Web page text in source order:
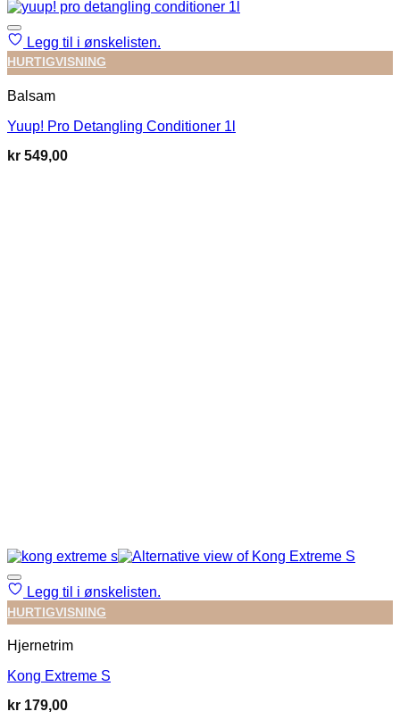
Legg til i ønskelisten.
HURTIGVISNING
Balsam
Yuup! Pro Detangling Conditioner 1l
kr 549,00
Legg til i ønskelisten.
HURTIGVISNING
Hjernetrim
Kong Extreme S
kr 179,00